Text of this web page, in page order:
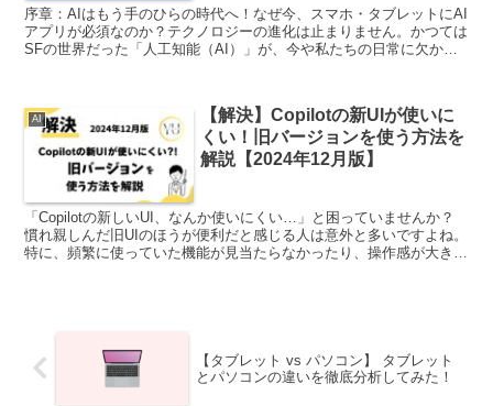
序章：AIはもう手のひらの時代へ！なぜ今、スマホ・タブレットにAI
アプリが必須なのか？テクノロジーの進化は止まりません。かつては
SFの世界だった「人工知能（AI）」が、今や私たちの日常に欠かせ
AI
【解決】Copilotの新UIが使いに
くい！旧バージョンを使う方法を
解説【2024年12月版】
「Copilotの新しいUI、なんか使いにくい…」と困っていませんか？
慣れ親しんだ旧UIのほうが便利だと感じる人は意外と多いですよね。
特に、頻繁に使っていた機能が見当たらなかったり、操作感が大きく
【タブレット vs パソコン】 タブレット
とパソコンの違いを徹底分析してみた！